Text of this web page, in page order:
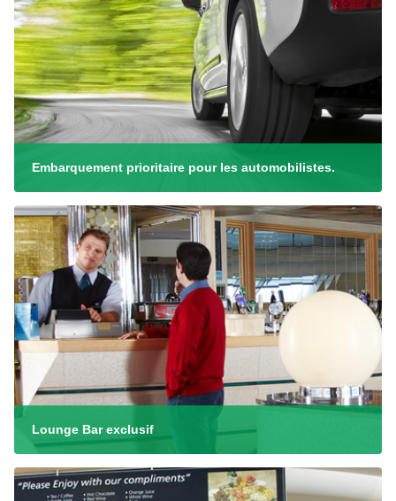
Embarquement prioritaire pour les automobilistes.
Lounge Bar exclusif